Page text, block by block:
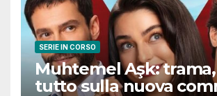
SERIE IN CORSO
Muhtemel Aşk:
tutto sulla nuova